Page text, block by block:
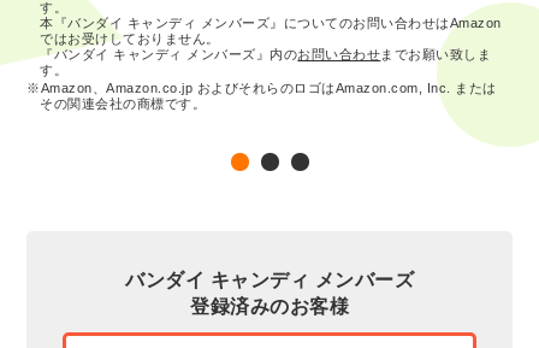
す。
本『バンダイ キャンディ メンバーズ』についてのお問い合わせはAmazon
ではお受けしておりません。
『バンダイ キャンディ メンバーズ』内のお問い合わせまでお願い致しま
す。
※Amazon、Amazon.co.jp およびそれらのロゴはAmazon.com, Inc. または
その関連会社の商標です。
バンダイ キャンディ メンバーズ
登録済みのお客様